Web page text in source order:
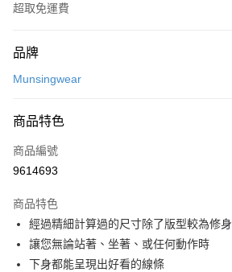
超取免運費
信用卡一次付款
LINE Pay
Apple Pay
悠遊付
大哥付你分期
相關說明
品牌
Munsingwear
商品特色
商品編號
9614693
商品特色
經過精細計算過的尺寸除了版型較為修身
讓您無論站著、坐著、或任何動作時
下身都能呈現出好看的線條